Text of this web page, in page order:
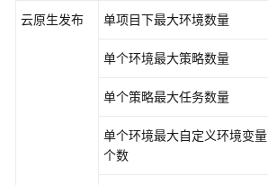
云原生发布 单项目下最大环境数量
单个环境最大策略数量
单个策略最大任务数量
单个环境最大自定义环境变量
个数